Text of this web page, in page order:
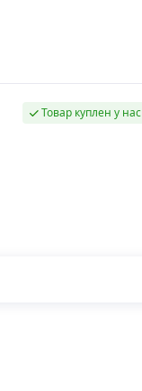
Товар куплен у нас